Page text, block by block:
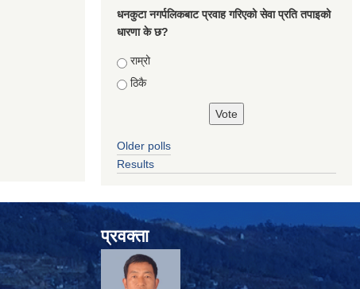
धनकुटा नगर्पलिकबाट प्रवाह गरिएको सेवा प्रति तपाइको
धारणा के छ?
Choices
राम्रो
ठिकै
Older polls
Results
प्रवक्ता